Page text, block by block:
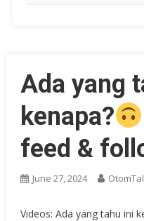
Ada yang
kenapa?
feed &
June 27, 2024
Videos: Ada yang tahu ini